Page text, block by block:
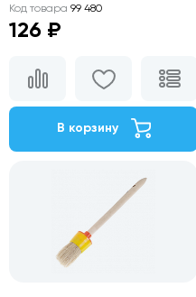
Код товара 99 480
126 ₽
В корзину